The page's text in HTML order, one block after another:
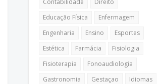
Contabilidade
Direito
Educação Física
Enfermagem
Engenharia
Ensino
Esportes
Estética
Farmácia
Fisiologia
Fisioterapia
Fonoaudiologia
Gastronomia
Gestaçao
Idiomas